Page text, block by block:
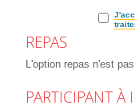
REPAS
L'option repas n'est
PARTICIPANT À